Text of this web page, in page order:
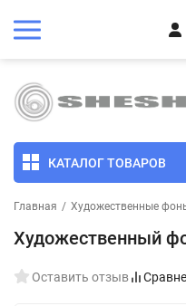
КАТАЛОГ ТОВАРОВ
Главная / Художественные
Художественный
Оставить отзыв